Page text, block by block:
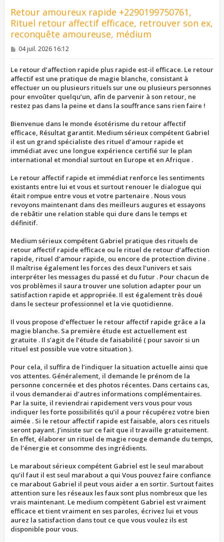
Retour amoureux rapide +2290199750761,
Rituel retour affectif efficace, retrouver son ex,
reconquête amoureuse, médium
M
s
a
g
e
04 juil. 2026 16:12
Le retour d’affection rapide plus rapide est-il efficace. Le retour
affectif est une pratique de magie blanche, consistant à
effectuer un ou plusieurs rituels sur une ou plusieurs personnes
pour envoûter quelqu’un, afin de parvenir à son retour, ne
restez pas dans la peine et dans la souffrance sans rien faire !
Bienvenue dans le monde ésotérisme du retour affectif
efficace, Résultat garantit. Medium sérieux compétent Gabriel
il est un grand spécialiste des rituel d’amour rapide et
immédiat avec une longue expérience certifié sur le plan
international et mondial surtout en Europe et en Afrique .
Le retour affectif rapide et immédiat renforce les sentiments
existants entre lui et vous et surtout renouer le dialogue qui
était rompue entre vous et votre partenaire . Nous vous
revoyons maintenant dans des meilleurs augures et essayons
de rebâtir une relation stable qui dure dans le temps et
définitif.
Medium sérieux compétent Gabriel pratique des rituels de
retour affectif rapide efficace ou le rituel de retour d’affection
rapide, rituel d’amour rapide, ou encore de protection divine .
Il maîtrise également les forces des deux l’univers et sais
interpréter les messages du passé et du futur . Pour chacun de
vos problèmes il saura trouver une solution adapter pour un
satisfaction rapide et appropriée. Il est également très doué
dans le secteur professionnel et la vie quotidienne.
Il vous propose d’effectuer le retour affectif rapide grâce a la
magie blanche. Sa première étude est actuellement est
gratuite . Il s’agit de l’étude de faisabilité ( pour savoir si un
rituel est possible vue votre situation ).
Pour cela, il suffira de l’indiquer la situation actuelle ainsi que
vos attentes. Généralement, il demande le prénom de la
personne concernée et des photos récentes. Dans certains cas,
il vous demanderai d’autres informations complémentaires.
Par la suite, il reviendrai rapidement vers vous pour vous
indiquer les forte possibilités qu’il a pour récupérez votre bien
aimée . Si le retour affectif rapide est faisable, alors ces rituels
seront payant. J’insiste sur ce fait que il travaille gratuitement.
En effet, élaborer un rituel de magie rouge demande du temps,
de l’énergie et consomme des ingrédients.
Le marabout sérieux compétent Gabriel est le seul marabout
qu’il faut il est seul marabout a qui Vous pouvez faire confiance
ce marabout Gabriel il peut vous aider a en sortir. Surtout faites
attention sure les réseaux les faux sont plus nombreux que les
vrais maintenant. Le medium compètent Gabriel est vraiment
efficace et tient vraiment en ses paroles, écrivez lui et vous
aurez la satisfaction dans tout ce que vous voulez ils est
disponible pour vous.